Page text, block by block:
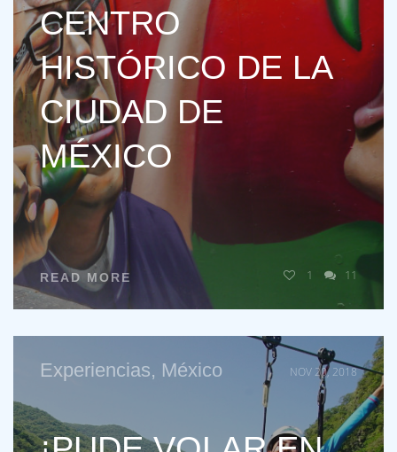
CENTRO
HISTÓRICO DE LA
CIUDAD DE
MÉXICO
READ MORE 1 11
Experiencias, México NOV 20, 2018